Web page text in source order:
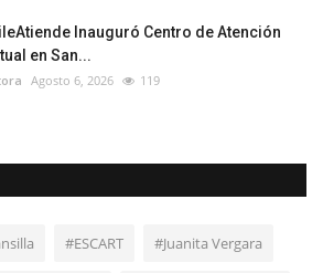
Inauguró Centro de Atención
en San...
Agosto 6, 2026 119
#ESCART #Juanita Vergara